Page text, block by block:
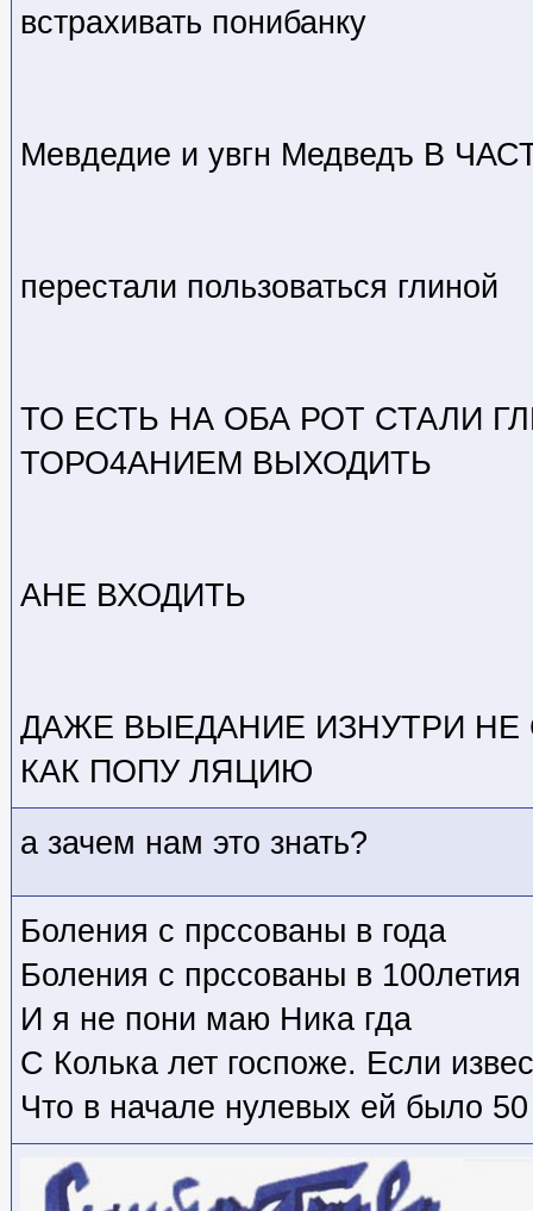
встрахивать понибанку
Мевдедие и увгн Медведъ В
перестали пользоваться глиной
ТО ЕСТЬ НА ОБА РОТ СТАЛИ
ТОРО4АНИЕМ ВЫХОДИТЬ
АНЕ ВХОДИТЬ
ДАЖЕ ВЫЕДАНИЕ ИЗНУТРИ
КАК ПОПУ ЛЯЦИЮ
а зачем нам это знать?
Боления с прссованы в года
Боления с прссованы в 100летия
И я не пони маю Ника гда
С Колька лет госпоже. Если
Что в начале нулевых ей было 50